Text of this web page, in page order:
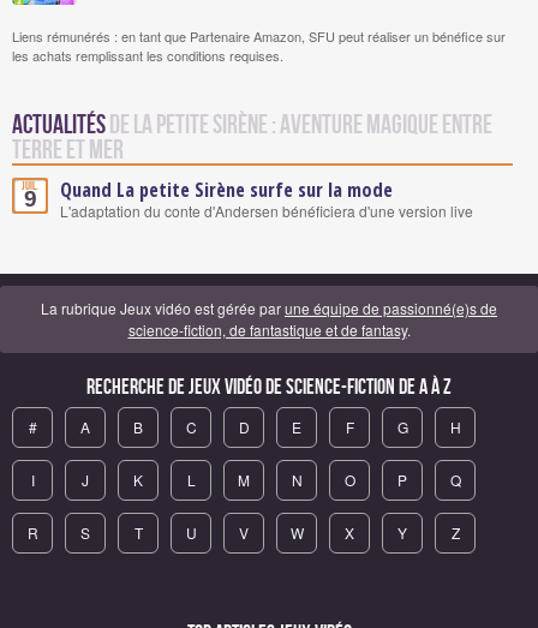
Liens rémunérés : en tant que Partenaire Amazon, SFU peut réaliser un bénéfice sur
les achats remplissant les conditions requises.
Actualités de La Petite Sirène : Aventure Magique entre
Terre et Mer
Juil.
9 Quand La petite Sirène surfe sur la mode
L'adaptation du conte d'Andersen bénéficiera d'une version live
La rubrique Jeux vidéo est gérée parune équipe de passionné(e)s de
science-fiction, de fantastique et de fantasy.
Recherche de Jeux vidéo de science-fiction de A à Z
# A B C D E F G H
I J K L M N O P Q
R S T U V W X Y Z